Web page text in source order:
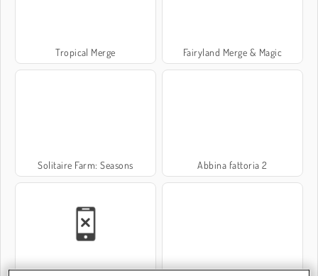
Tropical Merge Fairyland Merge & Magic
Solitaire Farm: Seasons Abbina fattoria 2